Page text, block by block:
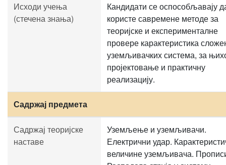
Исходи учења
(стечена знања)
Кандидати се оспособљавају
користе савремене методе за
теоријске и експерименталне
провере карактеристика
уземљивачких система, за
пројектовање и практичну
реализацију.
Садржај предмета
Садржај теоријске
наставе
Уземљење и уземљивачи.
Електрични удар.
величине уземљивача.